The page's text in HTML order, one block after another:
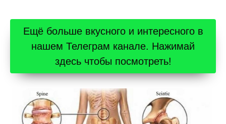
Ещё больше вкусного и интересного в
нашем Телеграм канале. Нажимай
здесь чтобы посмотреть!